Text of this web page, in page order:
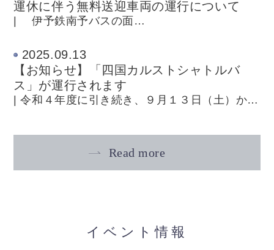
運休に伴う無料送迎車両の運行について
| 伊予鉄南予バスの面…
2025.09.13
【お知らせ】「四国カルストシャトルバ
ス」が運行されます
| 令和４年度に引き続き、９月１３日（土）か…
Read more
イベント情報